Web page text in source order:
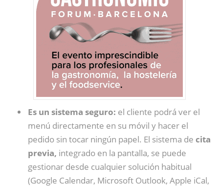
Es un sistema seguro: el cliente podrá ver el
menú directamente en su móvil y hacer el
pedido sin tocar ningún papel. El sistema de cita
previa, integrado en la pantalla, se puede
gestionar desde cualquier solución habitual
(Google Calendar, Microsoft Outlook, Apple iCal,